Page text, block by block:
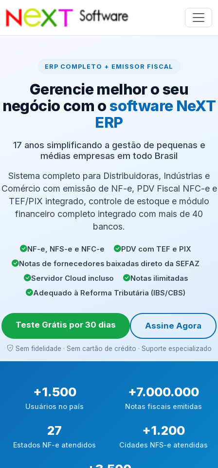
ERP COMPLETO + EMISSOR FISCAL
Gerencie melhor o seu
negócio com osoftware NeXT
ERP
17 anos simplificando a gestão de pequenas e
médias empresas em todo Brasil
Sistema completo para Distribuidoras, Indústrias e
Comércio com emissão de NF-e, PDV Fiscal NFC-e e
TEF/PIX integrado, controle de estoque e módulo
financeiro completo integrado com mais de 40
bancos.
NF-e, NFS-e e NFC-e
PDV com TEF e PIX
Notas de fornecedores baixadas direto da SEFAZ
Servidor Cloud incluso
Notas ilimitadas
Adequado à Reforma Tributária (IBS/CBS)
Teste Grátis por 30 dias Assine Agora
Sem fidelidade · Sem cartão de crédito · Suporte especializado
+1.500
Usuários no país
+7.000.000
Notas fiscais emitidas
27
Estados NF-e atendidos
+1.200
Cidades NFS-e atendidas